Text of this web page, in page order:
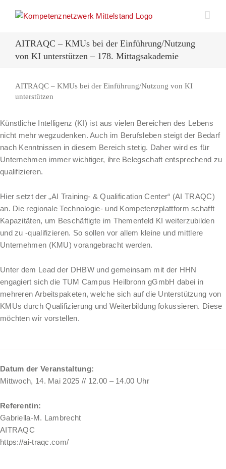
Inhalt
AITRAQC – KMUs bei der Einführung/Nutzung
von KI unterstützen – 178. Mittagsakademie
AITRAQC – KMUs bei der Einführung/Nutzung von KI
unterstützen
Künstliche Intelligenz (KI) ist aus vielen Bereichen des Lebens
nicht mehr wegzudenken. Auch im Berufsleben steigt der Bedarf
nach Kenntnissen in diesem Bereich stetig. Daher wird es für
Unternehmen immer wichtiger, ihre Belegschaft entsprechend zu
qualifizieren.
Hier setzt der „AI Training- & Qualification Center“ (AI TRAQC)
an. Die regionale Technologie- und Kompetenzplattform schafft
Kapazitäten, um Beschäftigte im Themenfeld KI weiterzubilden
und zu -qualifizieren. So sollen vor allem kleine und mittlere
Unternehmen (KMU) vorangebracht werden.
Unter dem Lead der DHBW und gemeinsam mit der HHN
engagiert sich die TUM Campus Heilbronn gGmbH dabei in
mehreren Arbeitspaketen, welche sich auf die Unterstützung von
KMUs durch Qualifizierung und Weiterbildung fokussieren. Diese
möchten wir vorstellen.
Datum der Veranstaltung:
Mittwoch, 14. Mai 2025 // 12.00 – 14.00 Uhr
Referentin:
Gabriella-M. Lambrecht
AITRAQC
https://ai-traqc.com/